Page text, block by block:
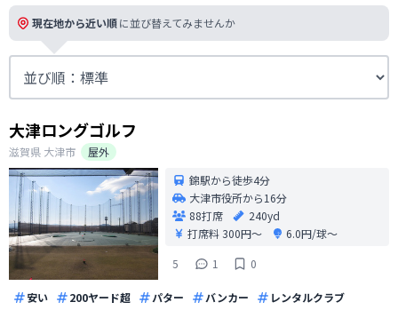
現在地から近い順に並び替えてみませんか
大津ロングゴルフ
滋賀県 大津市
屋外
錦駅から徒歩4分
大津市役所から16分
88打席
240yd
打席料300円〜
6.0円/球〜
5
1 0
安い 200ヤード超 パター バンカー
レンタルクラブ